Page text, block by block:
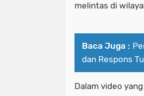
melintas di
Baca Juga :
dan Respons
Dalam video